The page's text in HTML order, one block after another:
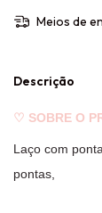
Meios de
Descrição
♡ SOBRE O
Laço com
pontas,